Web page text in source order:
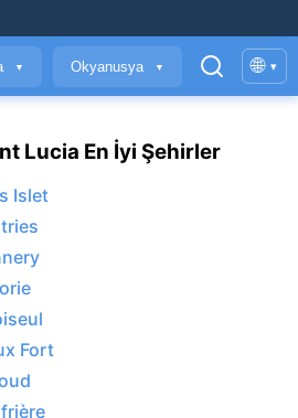
▼ Okyanusya ▼ 🌐 ▾
Lucia En İyi Şehirler
Islet
Fort